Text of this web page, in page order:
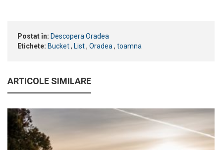
Postat în: Descopera Oradea
Etichete: Bucket, List, Oradea , toamna
ARTICOLE SIMILARE